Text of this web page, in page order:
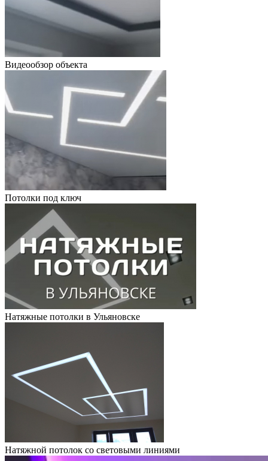
Видеообзор объекта
Потолки под ключ
Натяжные потолки в Ульяновске
Натяжной потолок со световыми линиями